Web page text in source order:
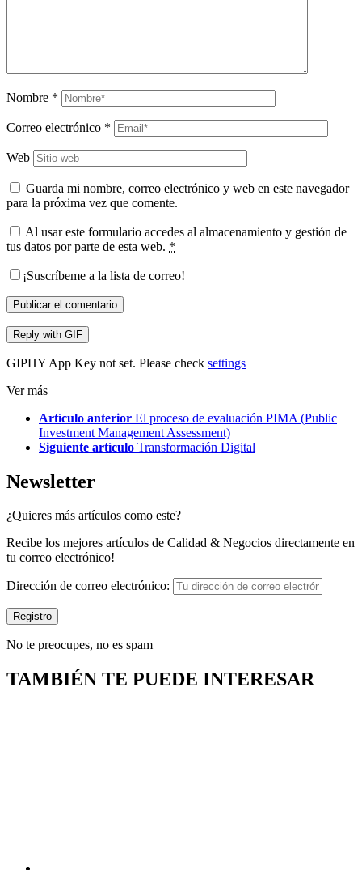
Nombre *
Correo electrónico *
Web
Guarda mi nombre, correo electrónico y web en este navegador
para la próxima vez que comente.
Al usar este formulario accedes al almacenamiento y gestión de
tus datos por parte de esta web. *
¡Suscríbeme a la lista de correo!
Publicar el comentario
Reply with GIF
GIPHY App Key not set. Please check settings
Ver más
Artículo anterior El proceso de evaluación PIMA (Public
Investment Management Assessment)
Siguiente artículo Transformación Digital
Newsletter
¿Quieres más artículos como este?
Recibe los mejores artículos de Calidad & Negocios directamente en
tu correo electrónico!
Dirección de correo electrónico:
No te preocupes, no es spam
TAMBIÉN TE PUEDE INTERESAR